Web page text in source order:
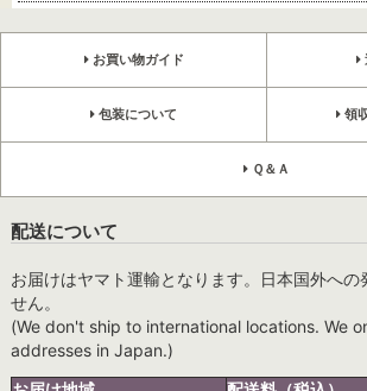
お買い物ガイド
包装について 領
Ｑ＆Ａ
配送について
お届けはヤマト運輸となります。日本国外への
せん。
(We don't ship to international locations. We
addresses in Japan.)